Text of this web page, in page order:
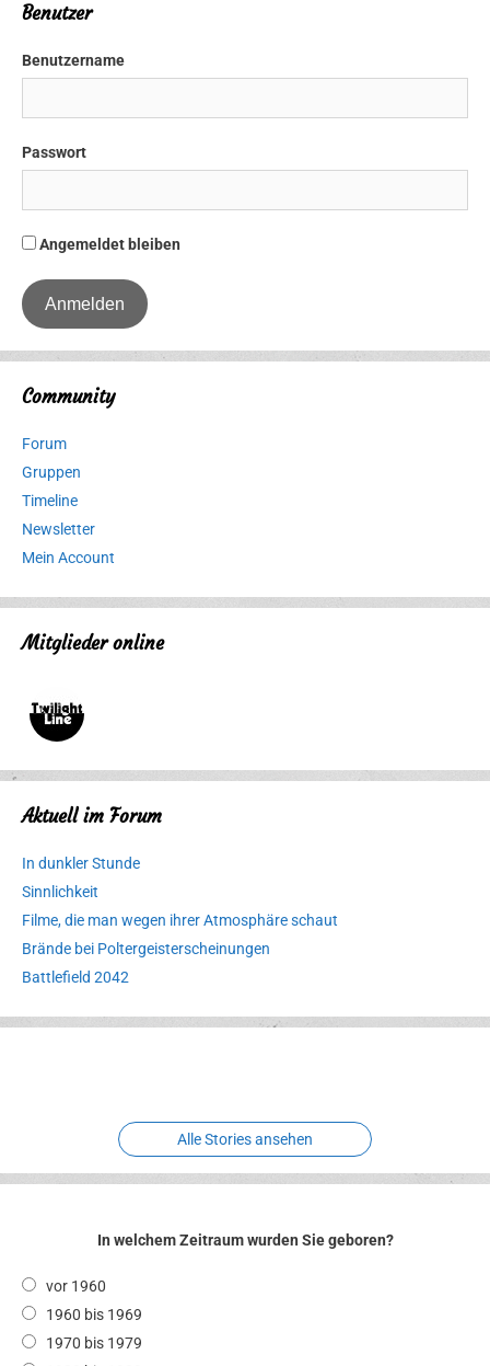
Benutzer
Benutzername
Passwort
Angemeldet bleiben
Community
Forum
Gruppen
Timeline
Newsletter
Mein Account
Mitglieder online
Aktuell im Forum
In dunkler Stunde
Sinnlichkeit
Filme, die man wegen ihrer Atmosphäre schaut
Brände bei Poltergeisterscheinungen
Battlefield 2042
Erlebnispark
Verbotene
Alle Stories ansehen
In welchem Zeitraum wurden Sie geboren?
vor 1960
1960 bis 1969
1970 bis 1979